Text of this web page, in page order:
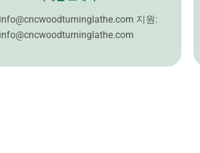
info@cncwoodturninglathe.com 지원:
info@cncwoodturninglathe.com